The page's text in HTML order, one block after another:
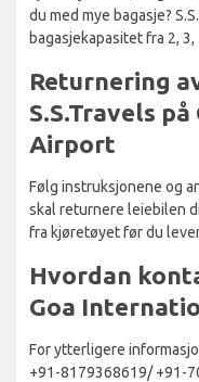
du med mye bagasje?
bagasjekapasitet fra 2,
Returnering
S.S.Travels
Airport
Følg instruksjonene og
skal returnere leiebilen
fra kjøretøyet før du
Hvordan
Goa
For ytterligere
+91-8179368619/ +91-